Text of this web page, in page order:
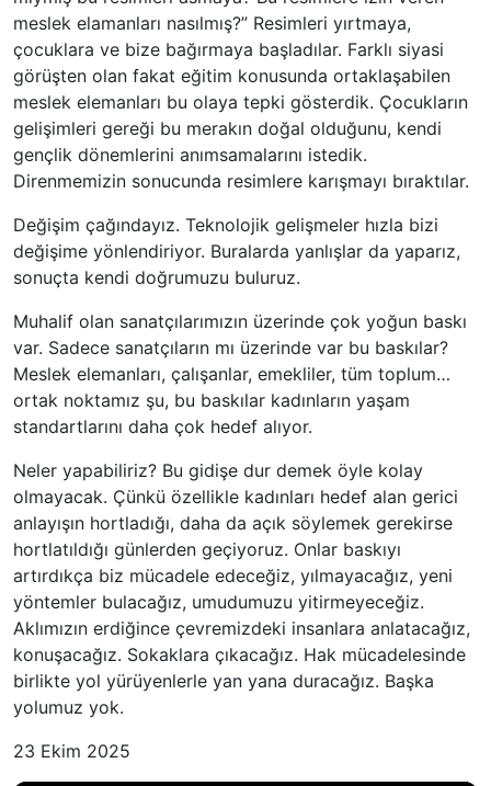
meslek elamanları nasılmış?” Resimleri yırtmaya,
çocuklara ve bize bağırmaya başladılar. Farklı siyasi
görüşten olan fakat eğitim konusunda ortaklaşabilen
meslek elemanları bu olaya tepki gösterdik. Çocukların
gelişimleri gereği bu merakın doğal olduğunu, kendi
gençlik dönemlerini anımsamalarını istedik.
Direnmemizin sonucunda resimlere karışmayı bıraktılar.
Değişim çağındayız. Teknolojik gelişmeler hızla bizi
değişime yönlendiriyor. Buralarda yanlışlar da yaparız,
sonuçta kendi doğrumuzu buluruz.
Muhalif olan sanatçılarımızın üzerinde çok yoğun baskı
var. Sadece sanatçıların mı üzerinde var bu baskılar?
Meslek elemanları, çalışanlar, emekliler, tüm toplum…
ortak noktamız şu, bu baskılar kadınların yaşam
standartlarını daha çok hedef alıyor.
Neler yapabiliriz? Bu gidişe dur demek öyle kolay
olmayacak. Çünkü özellikle kadınları hedef alan gerici
anlayışın hortladığı, daha da açık söylemek gerekirse
hortlatıldığı günlerden geçiyoruz. Onlar baskıyı
artırdıkça biz mücadele edeceğiz, yılmayacağız, yeni
yöntemler bulacağız, umudumuzu yitirmeyeceğiz.
Aklımızın erdiğince çevremizdeki insanlara anlatacağız,
konuşacağız. Sokaklara çıkacağız. Hak mücadelesinde
birlikte yol yürüyenlerle yan yana duracağız. Başka
yolumuz yok.
23 Ekim 2025